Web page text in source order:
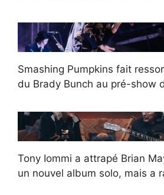
Smashing Pumpkins fait
du Brady Bunch au pré-show
Tony Iommi a attrapé Brian
un nouvel album solo, mais a